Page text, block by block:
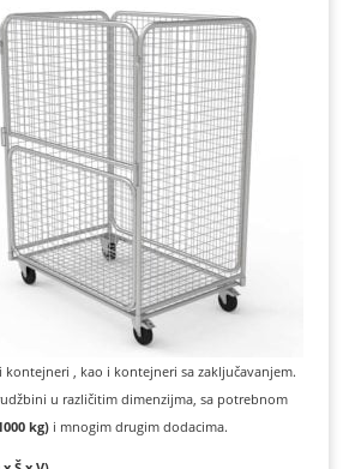
kontejneri , kao i kontejneri sa zaključavanjem.
u različitim dimenzijma, sa potrebnom
kg)i mnogim drugim dodacima.